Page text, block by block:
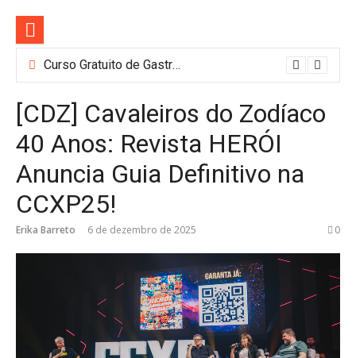
conteúdo
Curso Gratuito de Gastronomia e Barismo em SP: Nestlé Abre 100 Vagas
[CDZ] Cavaleiros do Zodíaco
40 Anos: Revista HERÓI
Anuncia Guia Definitivo na
CCXP25!
Erika Barreto 6 de dezembro de 2025 0